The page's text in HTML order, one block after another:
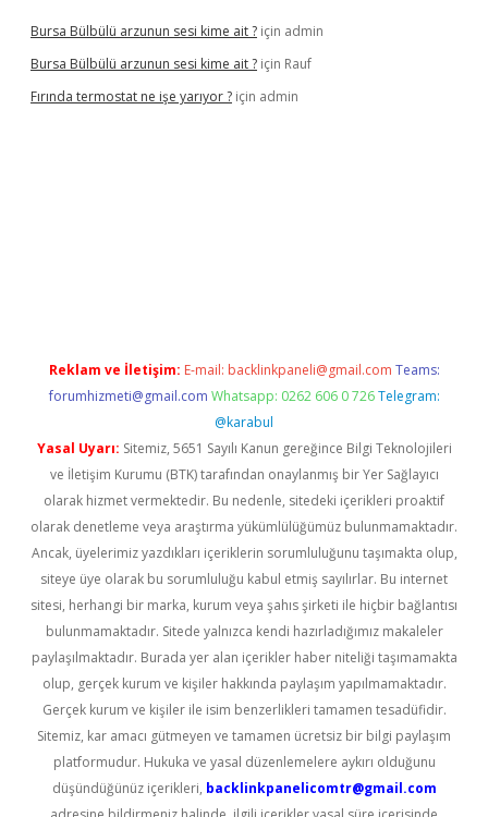
Bursa Bülbülü arzunun sesi kime ait ? için admin
Bursa Bülbülü arzunun sesi kime ait ? için Rauf
Fırında termostat ne işe yarıyor ? için admin
Reklam ve İletişim: E-mail: backlinkpaneli@gmail.com Teams:
forumhizmeti@gmail.com Whatsapp: 0262 606 0 726 Telegram:
@karabul
Yasal Uyarı: Sitemiz, 5651 Sayılı Kanun gereğince Bilgi Teknolojileri
ve İletişim Kurumu (BTK) tarafından onaylanmış bir Yer Sağlayıcı
olarak hizmet vermektedir. Bu nedenle, sitedeki içerikleri proaktif
olarak denetleme veya araştırma yükümlülüğümüz bulunmamaktadır.
Ancak, üyelerimiz yazdıkları içeriklerin sorumluluğunu taşımakta olup,
siteye üye olarak bu sorumluluğu kabul etmiş sayılırlar. Bu internet
sitesi, herhangi bir marka, kurum veya şahıs şirketi ile hiçbir bağlantısı
bulunmamaktadır. Sitede yalnızca kendi hazırladığımız makaleler
paylaşılmaktadır. Burada yer alan içerikler haber niteliği taşımamakta
olup, gerçek kurum ve kişiler hakkında paylaşım yapılmamaktadır.
Gerçek kurum ve kişiler ile isim benzerlikleri tamamen tesadüfidir.
Sitemiz, kar amacı gütmeyen ve tamamen ücretsiz bir bilgi paylaşım
platformudur. Hukuka ve yasal düzenlemelere aykırı olduğunu
düşündüğünüz içerikleri, backlinkpanelicomtr@gmail.com